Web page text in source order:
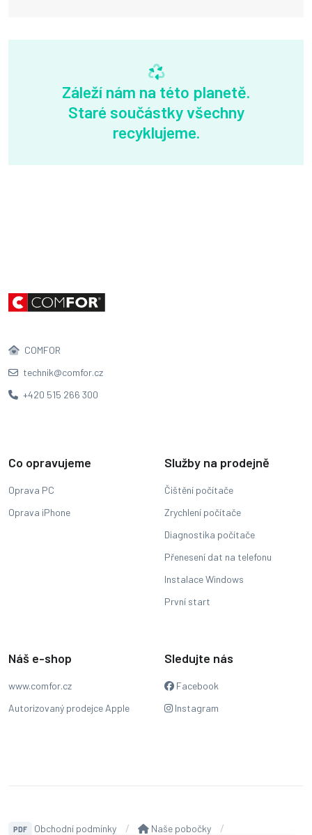
Záleží nám na této planetě.
Staré součástky všechny
recyklujeme.
COMFOR
technik@comfor.cz
+420 515 266 300
Co opravujeme
Oprava PC
Oprava iPhone
Služby na prodejně
Čištění počítače
Zrychlení počítače
Diagnostika počítače
Přenesení dat na telefonu
Instalace Windows
První start
Náš e-shop
www.comfor.cz
Autorizovaný prodejce Apple
Sledujte nás
Facebook
Instagram
PDF Obchodní podmínky Naše pobočky